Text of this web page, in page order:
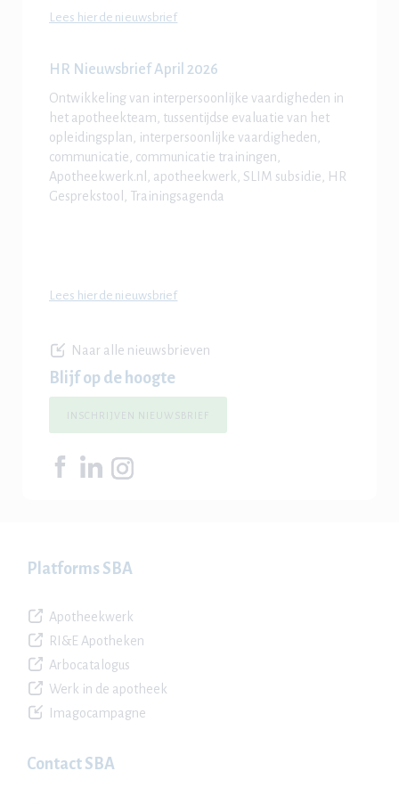
Lees hier de nieuwsbrief
HR Nieuwsbrief April 2026
Ontwikkeling van interpersoonlijke vaardigheden in
het apotheekteam, tussentijdse evaluatie van het
opleidingsplan, interpersoonlijke vaardigheden,
communicatie, communicatie trainingen,
Apotheekwerk.nl, apotheekwerk, SLIM subsidie, HR
Gesprekstool, Trainingsagenda
Lees hier de nieuwsbrief
Naar alle nieuwsbrieven
Blijf op de hoogte
INSCHRIJVEN NIEUWSBRIEF
Platforms SBA
Apotheekwerk
RI&E Apotheken
Arbocatalogus
Werk in de apotheek
Imagocampagne
Contact SBA